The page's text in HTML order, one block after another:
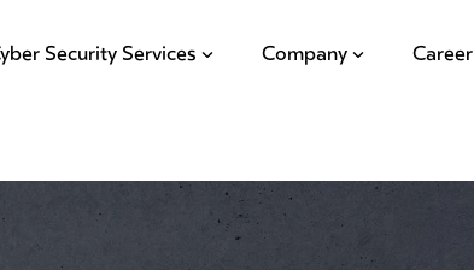
Security Services Company Career